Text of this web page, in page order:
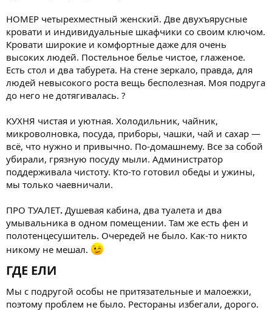
НОМЕР четырехместный женский. Две двухъярусные
кровати и индивидуальные шкафчики со своим ключом.
Кровати широкие и комфортные даже для очень
высоких людей. Постельное белье чистое, глаженое.
Есть стол и два табурета. На стене зеркало, правда, для
людей невысокого роста вещь бесполезная. Моя подруга
до него не дотягивалась. ?
КУХНЯ чистая и уютная. Холодильник, чайник,
микроволновка, посуда, приборы, чашки, чай и сахар —
всё, что нужно и привычно. По-домашнему. Все за собой
убирали, грязную посуду мыли. Администратор
поддерживала чистоту. Кто-то готовил обеды и ужины,
мы только чаевничали.
ПРО ТУАЛЕТ. Душевая кабина, два туалета и два
умывальника в одном помещении. Там же есть фен и
полотенцесушитель. Очередей не было. Как-то никто
никому не мешал.
ГДЕ ЕЛИ​
Мы с подругой особы не притязательные и малоежки,
поэтому проблем не было. Рестораны избегали, дорого.